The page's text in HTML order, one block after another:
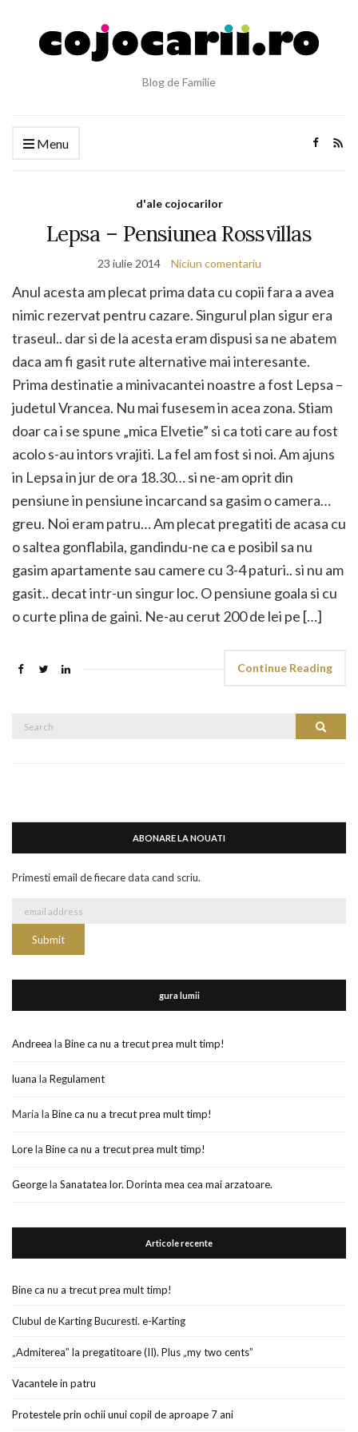
Blog de Familie
Menu
d'ale cojocarilor
Lepsa – Pensiunea Rossvillas
23 iulie 2014 Niciun comentariu
Anul acesta am plecat prima data cu copii fara a avea
nimic rezervat pentru cazare. Singurul plan sigur era
traseul.. dar si de la acesta eram dispusi sa ne abatem
daca am fi gasit rute alternative mai interesante.
Prima destinatie a minivacantei noastre a fost Lepsa –
judetul Vrancea. Nu mai fusesem in acea zona. Stiam
doar ca i se spune „mica Elvetie” si ca toti care au fost
acolo s-au intors vrajiti. La fel am fost si noi. Am ajuns
in Lepsa in jur de ora 18.30… si ne-am oprit din
pensiune in pensiune incarcand sa gasim o camera…
greu. Noi eram patru… Am plecat pregatiti de acasa cu
o saltea gonflabila, gandindu-ne ca e posibil sa nu
gasim apartamente sau camere cu 3-4 paturi.. si nu am
gasit.. decat intr-un singur loc. O pensiune goala si cu
o curte plina de gaini. Ne-au cerut 200 de lei pe […]
Continue Reading
Search
ABONARE LA NOUATI
Primesti email de fiecare data cand scriu.
gura lumii
Andreea la Bine ca nu a trecut prea mult timp!
luana la Regulament
Maria la Bine ca nu a trecut prea mult timp!
Lorela Bine ca nu a trecut prea mult timp!
Georgela Sanatatea lor. Dorinta mea cea mai arzatoare.
Articole recente
Bine ca nu a trecut prea mult timp!
Clubul de Karting Bucuresti. e-Karting
„Admiterea” la pregatitoare (II). Plus „my two cents”
Vacantele in patru
Protestele prin ochii unui copil de aproape 7 ani